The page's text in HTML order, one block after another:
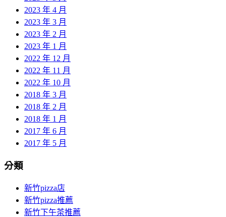
2023 年 4 月
2023 年 3 月
2023 年 2 月
2023 年 1 月
2022 年 12 月
2022 年 11 月
2022 年 10 月
2018 年 3 月
2018 年 2 月
2018 年 1 月
2017 年 6 月
2017 年 5 月
分類
新竹pizza店
新竹pizza推薦
新竹下午茶推薦